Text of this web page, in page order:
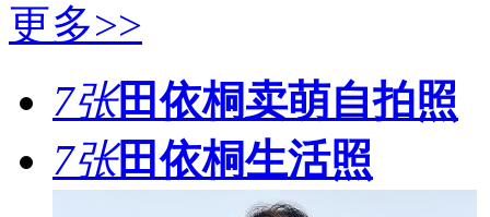
更多>>
7张田依桐卖萌自拍照
7张田依桐生活照